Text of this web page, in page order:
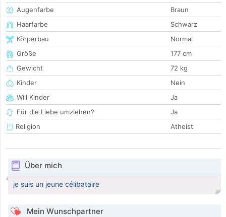
Augenfarbe
Braun
Haarfarbe
Schwarz
Körperbau
Normal
Größe
177 cm
Gewicht
72 kg
Kinder
Nein
Will Kinder
Ja
Für die Liebe umziehen?
Ja
Religion
Atheist
Über mich
je suis un jeune célibataire
Mein Wunschpartner